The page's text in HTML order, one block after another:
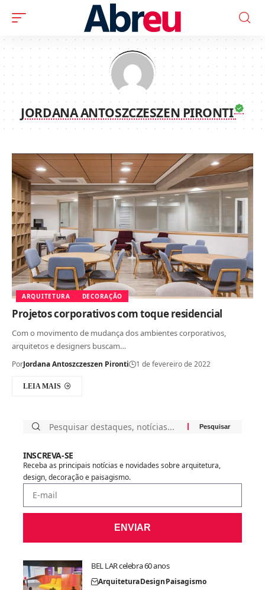
JORDANA ANTOSZCZESZEN PIRONTI
ARQUITETURA DECORAÇÃO
Projetos corporativos com toque residencial
Com o movimento de mudança dos ambientes corporativos,
arquitetos e designers buscam…
PorJordana Antoszczeszen Pironti 1 de fevereiro de 2022
LEIA MAIS
INSCREVA-SE
Receba as principais notícias e novidades sobre arquitetura,
design, decoração e paisagismo.
ENVIAR
BEL LAR celebra 60 anos
ArquiteturaDesignPaisagismo